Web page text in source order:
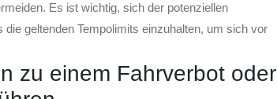
Es ist wichtig, sich der potenziellen
geltenden Tempolimits einzuhalten, um sich vor
zu einem Fahrverbot oder